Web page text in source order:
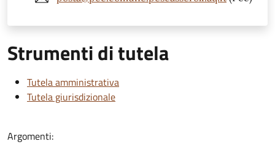
Strumenti di tutela
Tutela amministrativa
Tutela giurisdizionale
Argomenti: